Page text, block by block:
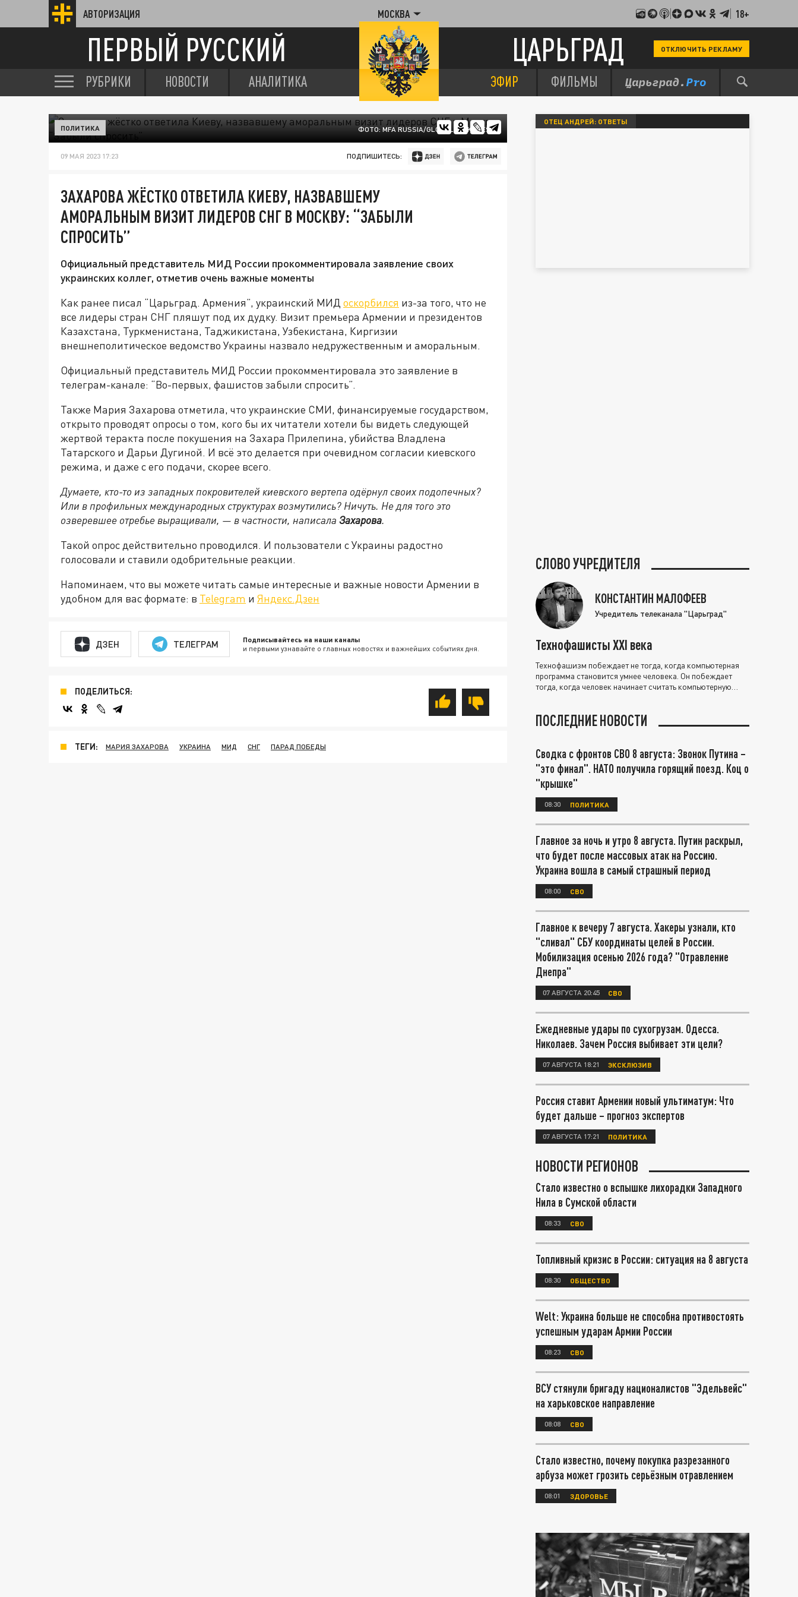
АВТОРИЗАЦИЯ МОСКВА 18+
ПЕРВЫЙ РУССКИЙ ЦАРЬГРАД ОТКЛЮЧИТЬ РЕКЛАМУ
РУБРИКИ НОВОСТИ АНАЛИТИКА ЭФИР ФИЛЬМЫ
ФОТО: MFA RUSSIA/GLOBALLOOKPRESS
ПОЛИТИКА
09 МАЯ 2023 17:23 ПОДПИШИТЕСЬ:
ЗАХАРОВА ЖЁСТКО ОТВЕТИЛА КИЕВУ, НАЗВАВШЕМУ
АМОРАЛЬНЫМ ВИЗИТ ЛИДЕРОВ СНГ В МОСКВУ: “ЗАБЫЛИ
СПРОСИТЬ”
Официальный представитель МИД России прокомментировала заявление своих
украинских коллег, отметив очень важные моменты
Как ранее писал “Царьград. Армения”, украинский МИД оскорбился из-за того, что не
все лидеры стран СНГ пляшут под их дудку. Визит премьера Армении и президентов
Казахстана, Туркменистана, Таджикистана, Узбекистана, Киргизии
внешнеполитическое ведомство Украины назвало недружественным и аморальным.
Официальный представитель МИД России прокомментировала это заявление в
телеграм-канале: “Во-первых, фашистов забыли спросить”.
Также Мария Захарова отметила, что украинские СМИ, финансируемые государством,
открыто проводят опросы о том, кого бы их читатели хотели бы видеть следующей
жертвой теракта после покушения на Захара Прилепина, убийства Владлена
Татарского и Дарьи Дугиной. И всё это делается при очевидном согласии киевского
режима, и даже с его подачи, скорее всего.
Думаете, кто-то из западных покровителей киевского вертепа одёрнул своих подопечных?
Или в профильных международных структурах возмутились? Ничуть. Не для того это
озверевшее отребье выращивали, — в частности, написала Захарова.
Такой опрос действительно проводился. И пользователи с Украины радостно
голосовали и ставили одобрительные реакции.
Напоминаем, что вы можете читать самые интересные и важные новости Армении в
удобном для вас формате: в Telegram и Яндекс.Дзен
ДЗЕН ТЕЛЕГРАМ Подписывайтесь на наши каналы
и первыми узнавайте о главных новостях и важнейших событиях дня.
ПОДЕЛИТЬСЯ:
ТЕГИ: МАРИЯ ЗАХАРОВА УКРАИНА МИД СНГ ПАРАД ПОБЕДЫ
ОТЕЦ АНДРЕЙ: ОТВЕТЫ
СЛОВО УЧРЕДИТЕЛЯ
КОНСТАНТИН МАЛОФЕЕВ
Учредитель телеканала "Царьград"
Технофашисты XXI века
Технофашизм побеждает не тогда, когда компьютерная
программа становится умнее человека. Он побеждает
тогда, когда человек начинает считать компьютерную
ПОСЛЕДНИЕ НОВОСТИ
Сводка с фронтов СВО 8 августа: Звонок Путина –
"это финал". НАТО получила горящий поезд. Коц о
"крышке"
08:30 ПОЛИТИКА
Главное за ночь и утро 8 августа. Путин раскрыл,
что будет после массовых атак на Россию.
Украина вошла в самый страшный период
08:00 СВО
Главное к вечеру 7 августа. Хакеры узнали, кто
"сливал" СБУ координаты целей в России.
Мобилизация осенью 2026 года? "Отравление
Днепра"
07 АВГУСТА 20:45 СВО
Ежедневные удары по сухогрузам. Одесса.
Николаев. Зачем Россия выбивает эти цели?
07 АВГУСТА 18:21 ЭКСКЛЮЗИВ
Россия ставит Армении новый ультиматум: Что
будет дальше – прогноз экспертов
07 АВГУСТА 17:21 ПОЛИТИКА
НОВОСТИ РЕГИОНОВ
Стало известно о вспышке лихорадки Западного
Нила в Сумской области
08:33 СВО
Топливный кризис в России: ситуация на 8 августа
08:30 ОБЩЕСТВО
Welt: Украина больше не способна противостоять
успешным ударам Армии России
08:23 СВО
ВСУ стянули бригаду националистов "Эдельвейс"
на харьковское направление
08:08 СВО
Стало известно, почему покупка разрезанного
арбуза может грозить серьёзным отравлением
08:01 ЗДОРОВЬЕ